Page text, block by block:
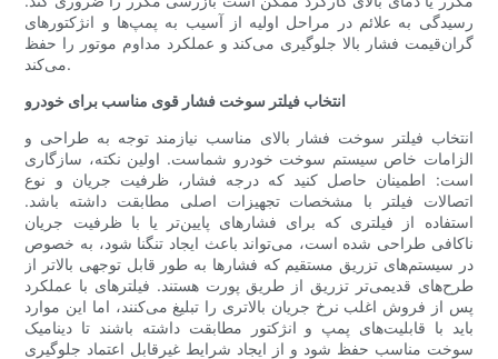
رسیدگی به علائم در مراحل اولیه از آسیب به پمپ‌ها و انژکتورهای
گران‌قیمت فشار بالا جلوگیری می‌کند و عملکرد مداوم موتور را حفظ
می‌کند.
انتخاب فیلتر سوخت فشار قوی مناسب برای خودرو
انتخاب فیلتر سوخت فشار بالای مناسب نیازمند توجه به طراحی و
الزامات خاص سیستم سوخت خودرو شماست. اولین نکته، سازگاری
است: اطمینان حاصل کنید که درجه فشار، ظرفیت جریان و نوع
اتصالات فیلتر با مشخصات تجهیزات اصلی مطابقت داشته باشد.
استفاده از فیلتری که برای فشارهای پایین‌تر یا با ظرفیت جریان
ناکافی طراحی شده است، می‌تواند باعث ایجاد تنگنا شود، به خصوص
در سیستم‌های تزریق مستقیم که فشارها به طور قابل توجهی بالاتر از
طرح‌های قدیمی‌تر تزریق از طریق پورت هستند. فیلترهای با عملکرد
پس از فروش اغلب نرخ جریان بالاتری را تبلیغ می‌کنند، اما این موارد
باید با قابلیت‌های پمپ و انژکتور مطابقت داشته باشند تا دینامیک
سوخت مناسب حفظ شود و از ایجاد شرایط غیرقابل اعتماد جلوگیری